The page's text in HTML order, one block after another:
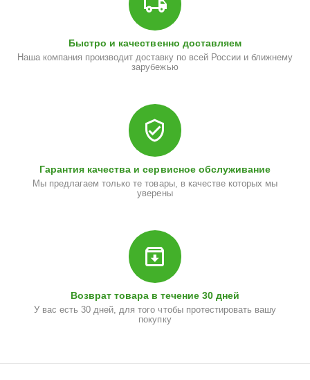
Быстро и качественно доставляем
Наша компания производит доставку по всей России и ближнему
зарубежью
Гарантия качества и сервисное обслуживание
Мы предлагаем только те товары, в качестве которых мы
уверены
Возврат товара в течение 30 дней
У вас есть 30 дней, для того чтобы протестировать вашу
покупку